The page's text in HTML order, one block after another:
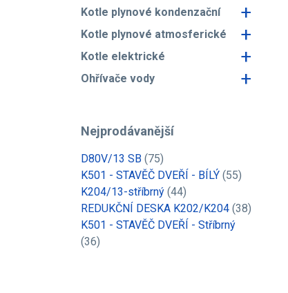
Kotle plynové kondenzační +
Kotle plynové atmosferické +
Kotle elektrické +
Ohřívače vody +
Nejprodávanější
D80V/13 SB (75)
K501 - STAVĚČ DVEŘÍ - BÍLÝ (55)
K204/13-stříbrný (44)
REDUKČNÍ DESKA K202/K204 (38)
K501 - STAVĚČ DVEŘÍ - Stříbrný
(36)